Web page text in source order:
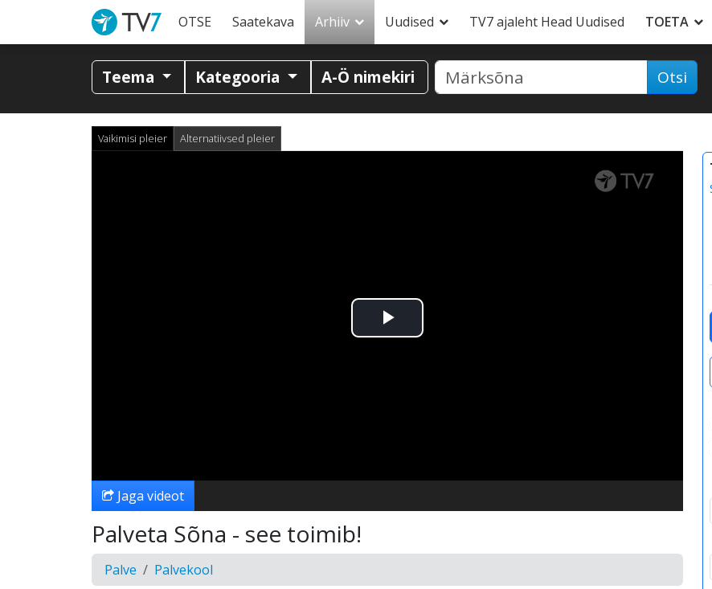
OTSE Saatekava Arhiiv Uudised TV7 ajaleht Head Uudised TOETA
Teema Kategooria A-Ö nimekiri Otsi
Vaikimisi pleier Alternatiivsed pleier
Esita
Jaga videot
Palveta Sõna - see toimib!
Palve Palvekool